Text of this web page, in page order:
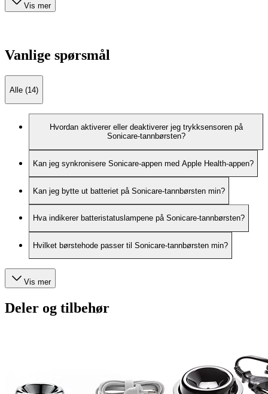
Vis mer
Vanlige spørsmål
Alle (14)
Hvordan aktiverer eller deaktiverer jeg trykksensoren på
Sonicare-tannbørsten?
Kan jeg synkronisere Sonicare-appen med Apple Health-appen?
Kan jeg bytte ut batteriet på Sonicare-tannbørsten min?
Hva indikerer batteristatuslampene på Sonicare-tannbørsten?
Hvilket børstehode passer til Sonicare-tannbørsten min?
Vis mer
Deler og tilbehør